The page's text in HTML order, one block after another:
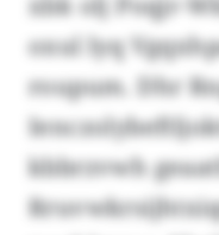
oxul lyq
roupum. Dhr
kbbrzvwh